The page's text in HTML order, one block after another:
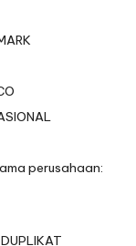
perusahaan: